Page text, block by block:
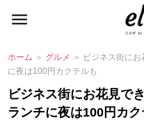
ホーム ＞ グルメ ＞ ビジネス街に
に夜は100円カクテルも
ビジネス街にお花見で
ランチに夜は100円カク